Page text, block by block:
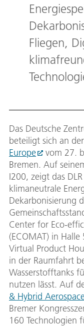
Fliegen,
Das Deutsche
beteiligt sich an der
Europe
vom 27.
Bremen. Auf
I200, zeigt das
klimaneutrale
Dekarbonisierung
Center for Eco-
(ECOMAT) in
Virtual Product
in der Raumfahrt
Wasserstofftanks
nutzen lässt. Auf
& Hybrid
Bremer
160 Technologien